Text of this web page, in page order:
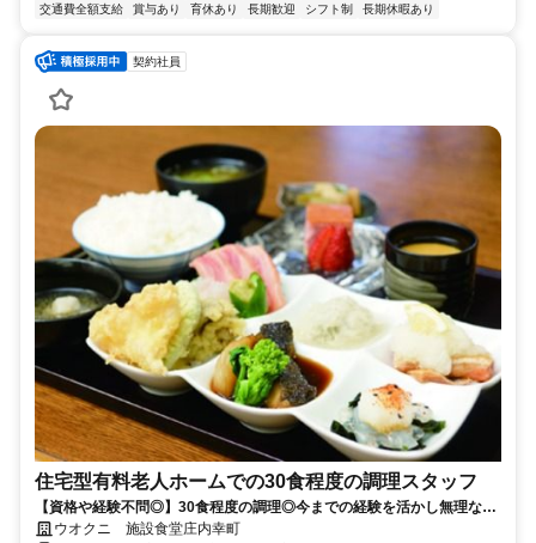
交通費全額支給 賞与あり 育休あり 長期歓迎 シフト制 長期休暇あり
契約社員
住宅型有料老人ホームでの30食程度の調理スタッフ
【資格や経験不問◎】30食程度の調理◎今までの経験を活かし無理なく
安定して働けるお仕事！
ウオクニ 施設食堂庄内幸町